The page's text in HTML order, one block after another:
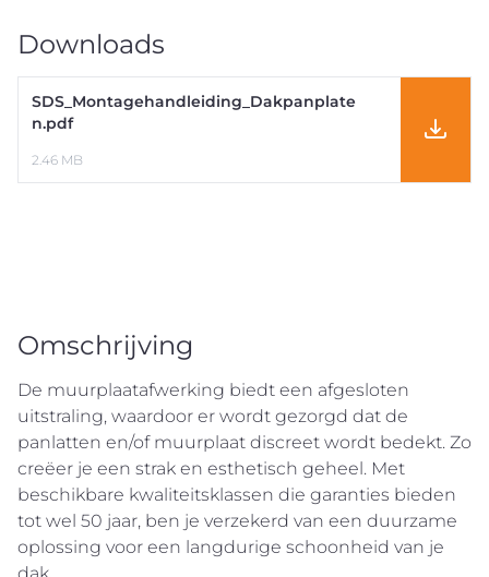
Downloads
SDS_Montagehandleiding_Dakpanplate
n.pdf
2.46 MB
Omschrijving
De muurplaatafwerking biedt een afgesloten
uitstraling, waardoor er wordt gezorgd dat de
panlatten en/of muurplaat discreet wordt bedekt. Zo
creëer je een strak en esthetisch geheel. Met
beschikbare kwaliteitsklassen die garanties bieden
tot wel 50 jaar, ben je verzekerd van een duurzame
oplossing voor een langdurige schoonheid van je